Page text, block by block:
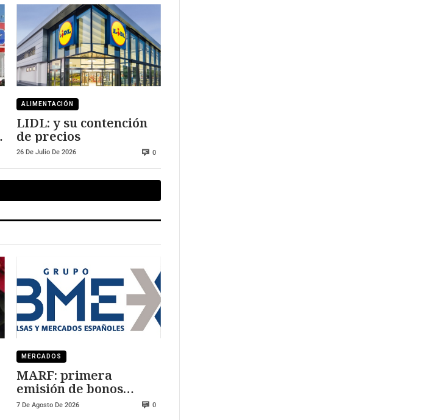
ALIMENTACIÓN
LIDL: y su contención
de precios
26 De Julio De 2026 0
MERCADOS
MARF: primera
emisión de bonos
convertibles
7 De Agosto De 2026 0